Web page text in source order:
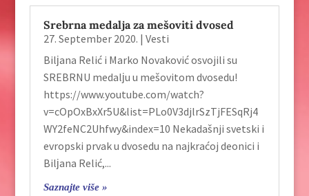
Srebrna medalјa za mešoviti dvosed
27. September 2020. | Vesti
Bilјana Relić i Marko Novaković osvojili su
SREBRNU medalјu u mešovitom dvosedu!
https://www.youtube.com/watch?
v=cOpOxBxXr5U&list=PLo0V3djlrSzTjFESqRj4
WY2feNC2Uhfwy&index=10 Nekadašnji svetski i
evropski prvak u dvosedu na najkraćoj deonici i
Bilјana Relić,...
Saznajte više »